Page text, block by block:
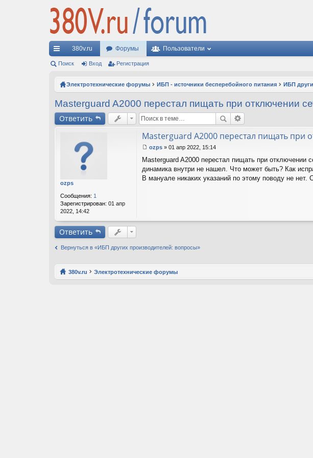
с
380v.ru Форумы Пользователи
Поиск Вход Регистрация
Электротехнические форумы ИБП - источники бесперебойного питания ИБП
Masterguard A2000 перестал пищать при отключении
Ответить
ozps
Сообщения: 1
Зарегистрирован: 01 апр
2022, 14:42
Masterguard A2000 перестал пищать при
о
о
б
ozps » 01 апр 2022, 15:14
Masterguard A2000 перестал пищать при отключении
динамика внутри не нашел. Что может быть? Как
В мануале никаких указаний по этому поводу не
Ответить
Вернуться в «ИБП других производителей: вопросы»
380v.ru Электротехнические форумы